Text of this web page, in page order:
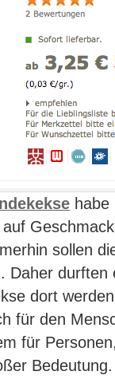
sollen
Daher durften
dort
für den
für